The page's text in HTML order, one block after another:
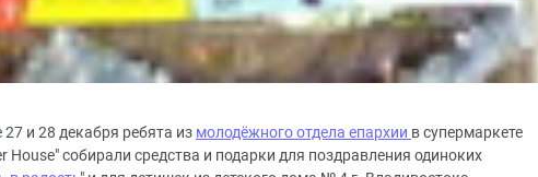
и 28 декабря ребята из молодёжного отдела епархии в супермаркете
House" собирали средства и подарки для поздравления одиноких